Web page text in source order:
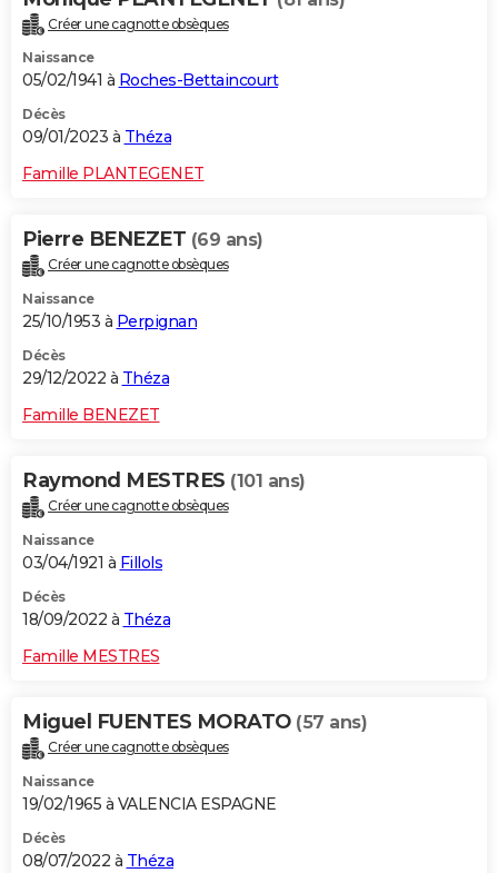
Créer une cagnotte obsèques
Naissance
05/02/1941 à Roches-Bettaincourt
Décès
09/01/2023 à Théza
Famille PLANTEGENET
Pierre BENEZET (69 ans)
Créer une cagnotte obsèques
Naissance
25/10/1953 à Perpignan
Décès
29/12/2022 à Théza
Famille BENEZET
Raymond MESTRES (101 ans)
Créer une cagnotte obsèques
Naissance
03/04/1921 à Fillols
Décès
18/09/2022 à Théza
Famille MESTRES
Miguel FUENTES MORATO (57 ans)
Créer une cagnotte obsèques
Naissance
19/02/1965 à VALENCIA ESPAGNE
Décès
08/07/2022 à Théza